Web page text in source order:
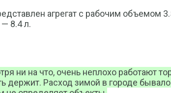
агрегат с рабочим объемом
8.4 л.
ни на что, очень неплохо работают
Расход зимой в городе